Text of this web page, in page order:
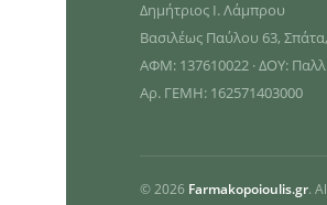
Δημήτριος Ι. Λάμπρου
Βασιλέως Παύλου 63,
ΑΦΜ: 137610022 · ΔΟΥ:
Αρ. ΓΕΜΗ: 162571403000
© 2026 Farmakopoioulis.gr.